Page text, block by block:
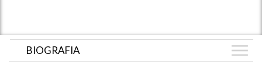
BIOGRAFIA